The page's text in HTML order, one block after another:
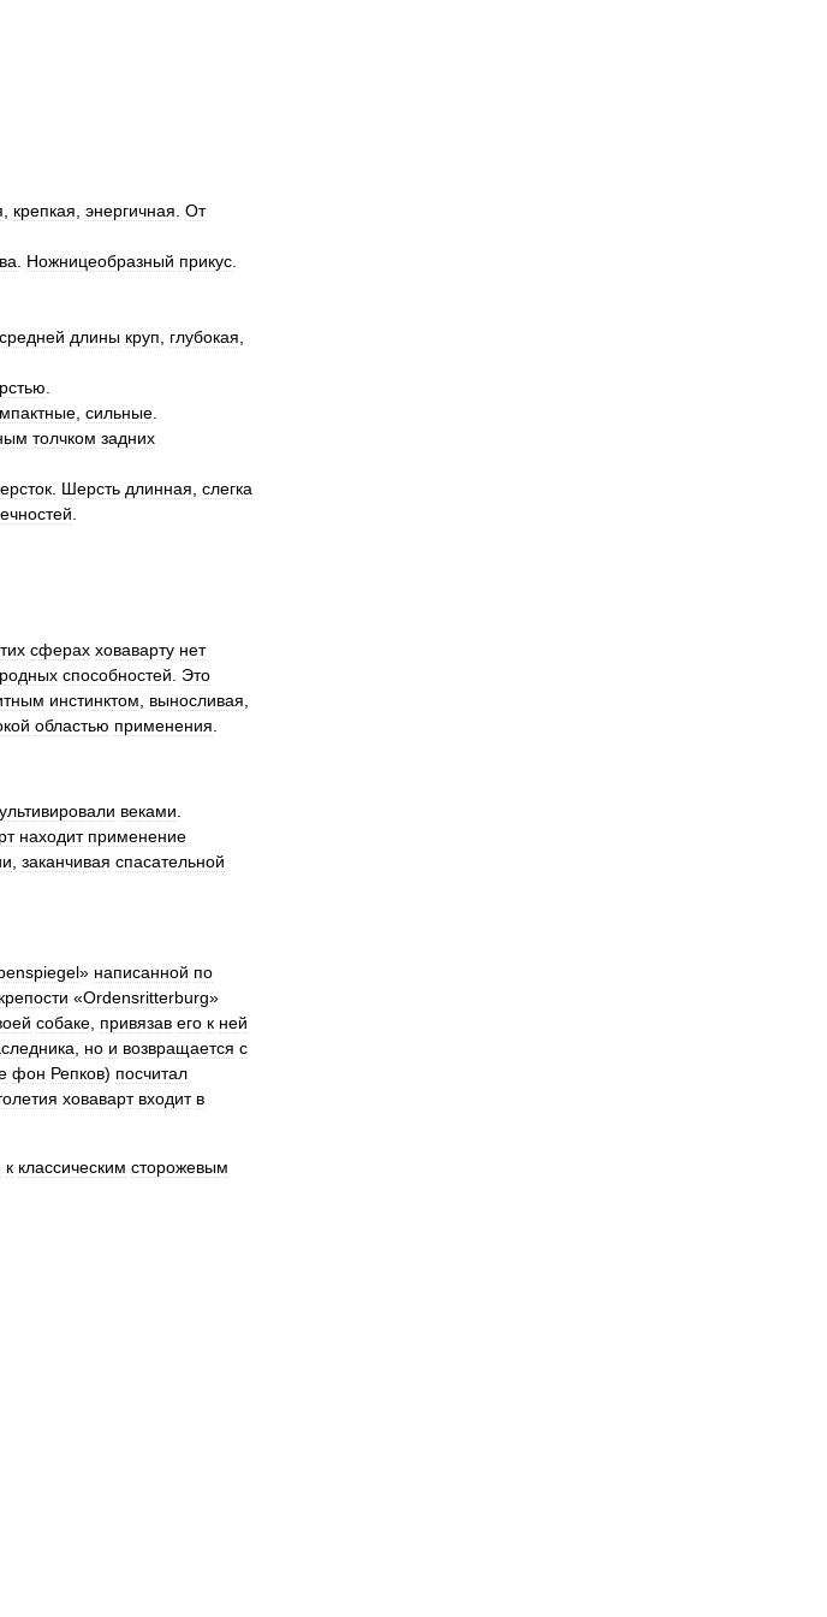
крепкая энергичная От
Ножницеобразный прикус
средней длины круп глубокая
сильные
толчком задних
Шерсть длинная слегка
сферах ховаварту нет
способностей
Это
инстинктом выносливая
областью применения
веками
находит применение
заканчивая спасательной
» написанной по
крепости «Ordensritterburg»
собаке привязав его к ней
но и возвращается с
фон Репков) посчитал
ховаварт входит в
к классическим сторожевым